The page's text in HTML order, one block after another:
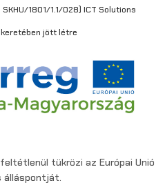
1801/1.1/028) ICT Solutions
jött létre
tükrözi az Európai Unió
álláspontját.